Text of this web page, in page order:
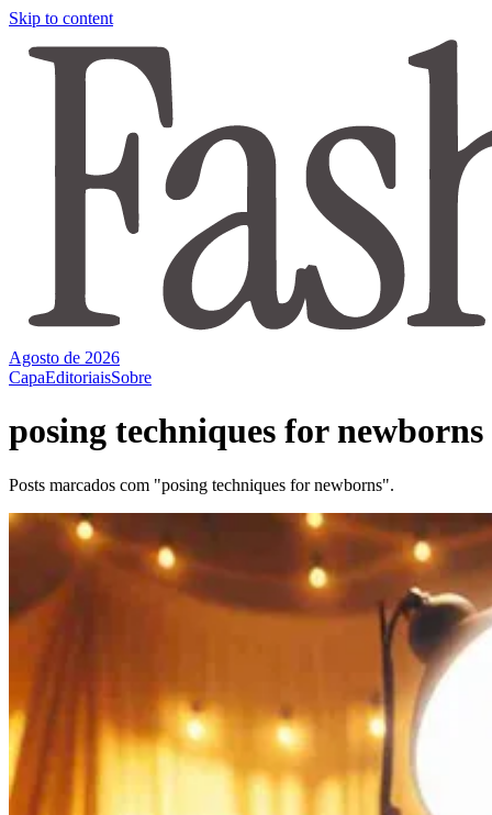
Skip to content
Agosto de 2026
CapaEditoriaisSobre
posing techniques for newborns
Posts marcados com "posing techniques for newborns".